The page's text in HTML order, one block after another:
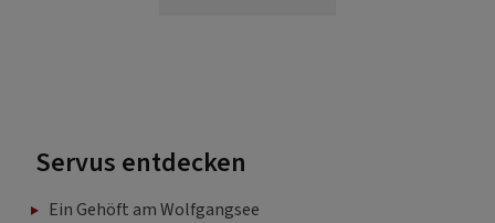
Servus entdecken
Ein Gehöft am Wolfgangsee